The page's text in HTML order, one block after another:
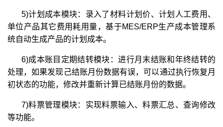
5)计划成本模块：录入了材料计划价、计划人工费用、
单位产品其它费用耗用量，基于MES/ERP生产成本管理系
统自动生成产品的计划成本。
6)成本账目定期结转模块：进行月末结账和年终结转的
处理，如果发现己结账月份数据有误，可以通过执行恢复月
初状态的功能，修改并重新计算已结账月份的数据。
7)料票管理模块：实现料票输入、料票汇总、查询修改
等功能。